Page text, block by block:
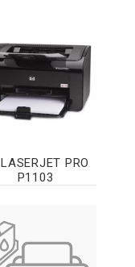
LASERJET PRO
P1103